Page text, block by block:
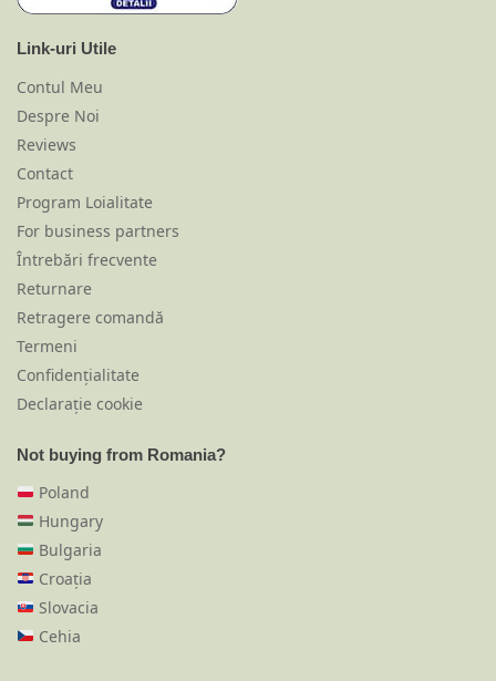
Link-uri Utile
Contul Meu
Despre Noi
Reviews
Contact
Program Loialitate
For business partners
Întrebări frecvente
Returnare
Retragere comandă
Termeni
Confidențialitate
Declarație cookie
Not buying from Romania?
Poland
Hungary
Bulgaria
Croația
Slovacia
Cehia